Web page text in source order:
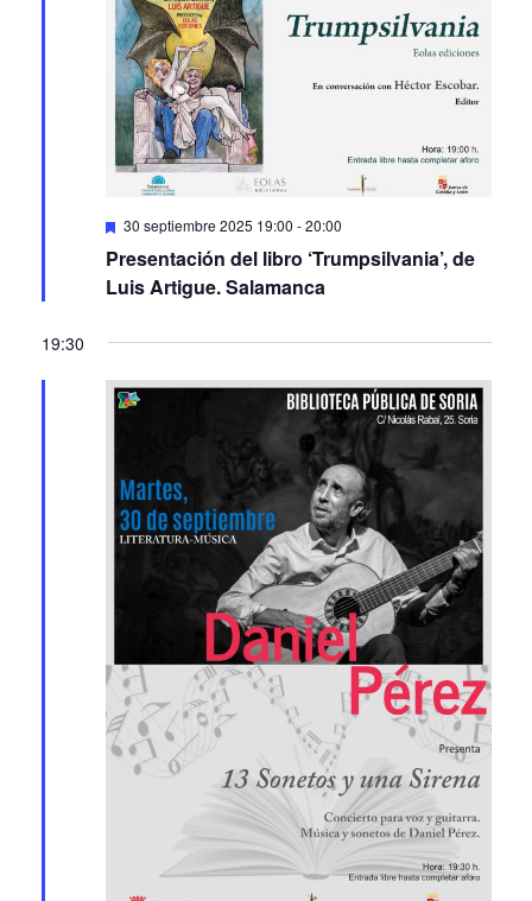
Featured
30 septiembre 2025 19:00 -20:00
Presentación del libro ‘Trumpsilvania’, de
Luis Artigue. Salamanca
19:30